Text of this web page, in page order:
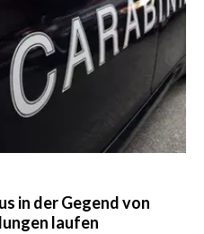
in der Gegend von
laufen